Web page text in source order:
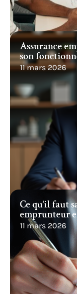
Assurance
son
11 mars 2026
Ce qu’il faut
emprunteur
11 mars 2026